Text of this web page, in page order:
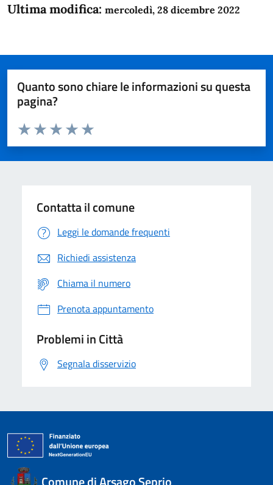
Ultima modifica: mercoledì, 28 dicembre 2022
Quanto sono chiare le informazioni su questa
pagina?
Domanda
Valuta da 1 a 5 stelle la pagina
Valuta 5 stelle su 5
Valuta 4 stelle su 5
Valuta 3 stelle su 5
Valuta 2 stelle su 5
Valuta 1 stelle su 5
Contatta il comune
Leggi le domande frequenti
Richiedi assistenza
Chiama il numero
Prenota appuntamento
Problemi in Città
Segnala disservizio